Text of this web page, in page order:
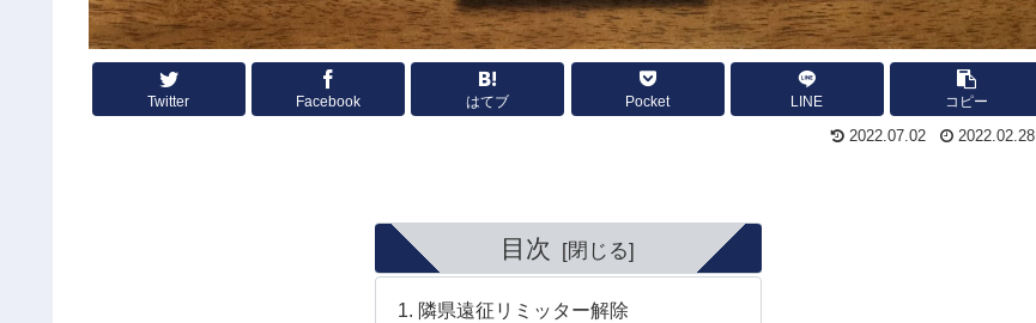
Twitter Facebook はてブ Pocket LINE コピー
2022.07.02 2022.02.28
目次
隣県遠征リミッター解除